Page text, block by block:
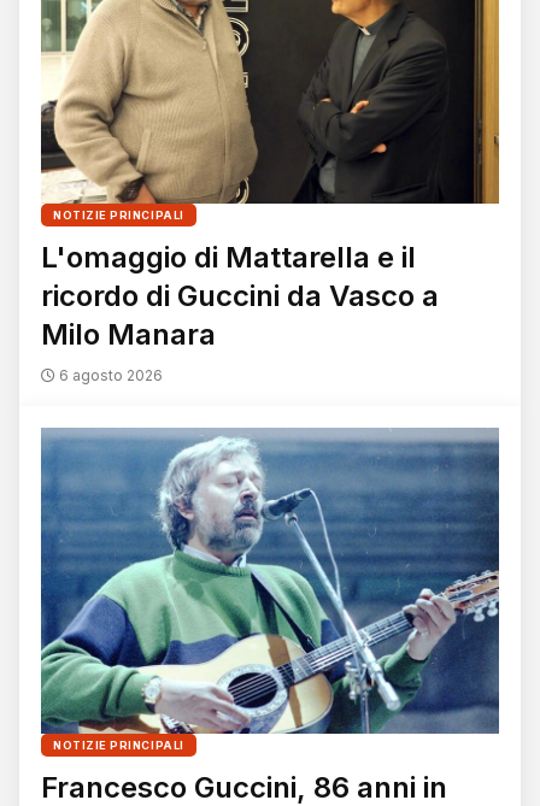
NOTIZIE PRINCIPALI
L'omaggio di Mattarella e il
ricordo di Guccini da Vasco a
Milo Manara
6 agosto 2026
NOTIZIE PRINCIPALI
Francesco Guccini, 86 anni in